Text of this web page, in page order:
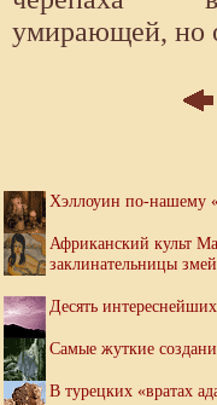
умирающей, но
Хэллоуин по-нашему
Африканский культ
заклинательницы змей
Десять
Самые жуткие
В турецких «вратах